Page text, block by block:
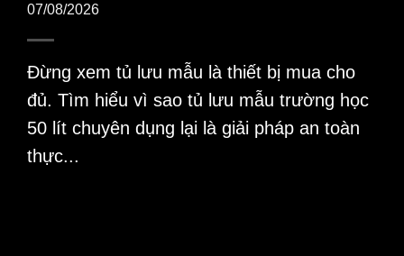
07/08/2026
Đừng xem tủ lưu mẫu là thiết bị mua cho
đủ. Tìm hiểu vì sao tủ lưu mẫu trường học
50 lít chuyên dụng lại là giải pháp an toàn
thực...